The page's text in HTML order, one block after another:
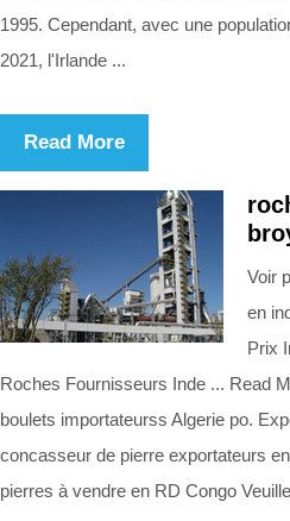
1995. Cependant, avec une
2021, l'Irlande ...
Read More
Voir
en
Prix
Roches Fournisseurs Inde ... Read
boulets importateurss Algerie po.
concasseur de pierre exportateurs
pierres à vendre en RD Congo